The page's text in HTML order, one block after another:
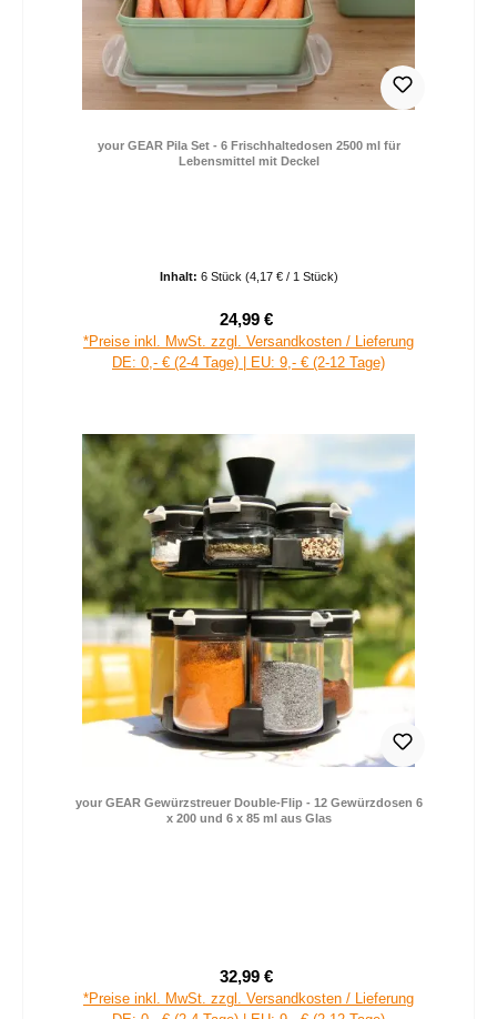
your GEAR Pila Set - 6 Frischhaltedosen 2500 ml für
Lebensmittel mit Deckel
Inhalt: 6 Stück (4,17 € / 1 Stück)
Verkaufspreis:
24,99 €
*Preise inkl. MwSt. zzgl. Versandkosten / Lieferung
DE: 0,- € (2-4 Tage) | EU: 9,- € (2-12 Tage)
your GEAR Gewürzstreuer Double-Flip - 12 Gewürzdosen 6
x 200 und 6 x 85 ml aus Glas
Verkaufspreis:
32,99 €
*Preise inkl. MwSt. zzgl. Versandkosten / Lieferung